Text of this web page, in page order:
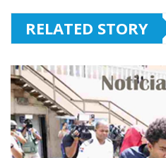
RELATED STORY